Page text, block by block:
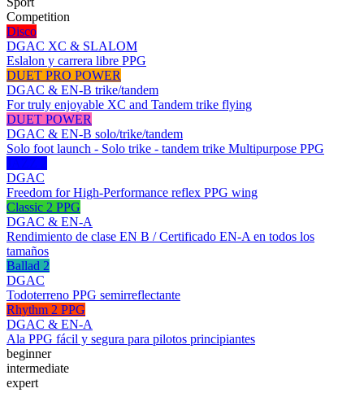
Competition
Disco
DGAC XC & SLALOM
Eslalon y carrera libre PPG
DUET PRO POWER
DGAC & EN-B trike/tandem
For truly enjoyable XC and Tandem trike flying
DUET POWER
DGAC & EN-B solo/trike/tandem
Solo foot launch - Solo trike - tandem trike Multipurpose PPG
DGAC
Freedom for High-Performance reflex PPG wing
Classic 2 PPG
DGAC & EN-A
Rendimiento de clase EN B / Certificado EN-A en todos los
tamaños
Ballad 2
DGAC
Todoterreno PPG semirreflectante
Rhythm 2 PPG
DGAC & EN-A
Ala PPG fácil y segura para pilotos principiantes
beginner
intermediate
expert